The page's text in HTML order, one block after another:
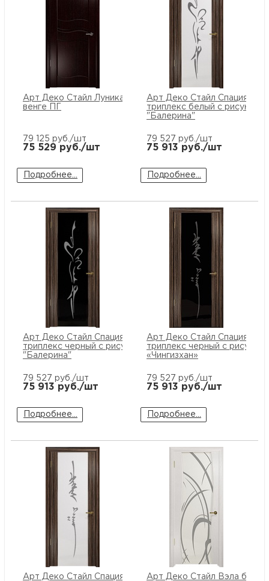
Арт Деко Стайл Луника-6
венге ПГ
79 125 руб./шт
75 529 руб./шт
Подробнее...
Арт Деко Стайл Спация-3
триплекс белый с рисунком
"Балерина"
79 527 руб./шт
75 913 руб./шт
Подробнее...
Арт Деко Стайл Спация-3 эбен
триплекс черный с рисунком
"Балерина"
79 527 руб./шт
75 913 руб./шт
Подробнее...
Арт Деко Стайл Спация-3
триплекс черный с рисунком
«Чингизхан»
79 527 руб./шт
75 913 руб./шт
Подробнее...
Арт Деко Стайл Спация-3 эбенАрт Деко Стайл Вэла